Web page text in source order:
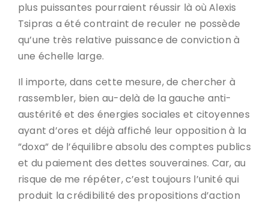
plus puissantes pourraient réussir là où Alexis
Tsipras a été contraint de reculer ne possède
qu’une très relative puissance de conviction à
une échelle large.
Il importe, dans cette mesure, de chercher à
rassembler, bien au-delà de la gauche anti-
austérité et des énergies sociales et citoyennes
ayant d’ores et déjà affiché leur opposition à la
”doxa” de l’équilibre absolu des comptes publics
et du paiement des dettes souveraines. Car, au
risque de me répéter, c’est toujours l’unité qui
produit la crédibilité des propositions d’action